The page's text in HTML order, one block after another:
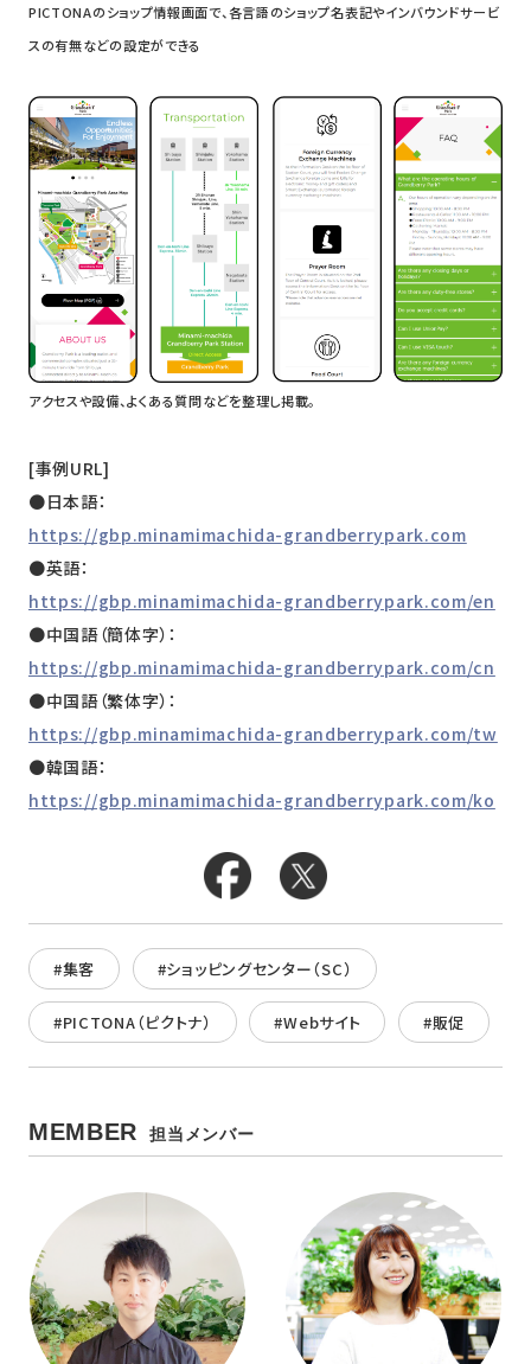
PICTONAのショップ情報画面で、各言語のショップ名表記やインバウンドサービ
スの有無などの設定ができる
アクセスや設備、よくある質問などを整理し掲載。
[事例URL]
●日本語：
https://gbp.minamimachida-grandberrypark.com
●英語：
https://gbp.minamimachida-grandberrypark.com/en
●中国語（簡体字）：
https://gbp.minamimachida-grandberrypark.com/cn
●中国語（繁体字）：
https://gbp.minamimachida-grandberrypark.com/tw
●韓国語：
https://gbp.minamimachida-grandberrypark.com/ko
#集客 #ショッピングセンター（SC）
#PICTONA（ピクトナ） #Webサイト #販促
MEMBER 担当メンバー